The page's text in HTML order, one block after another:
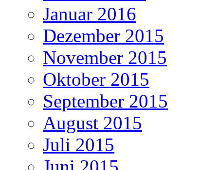
Januar 2016
Dezember 2015
November 2015
Oktober 2015
September 2015
August 2015
Juli 2015